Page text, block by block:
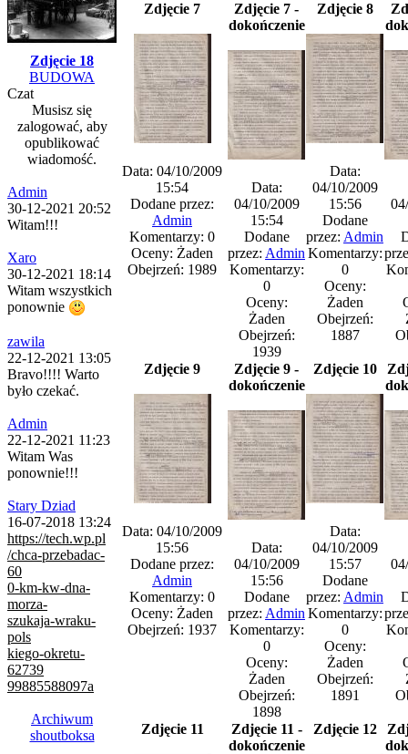
Zdjęcie 18
BUDOWA
Czat
Musisz się
zalogować, aby
opublikować
wiadomość.
Admin
30-12-2021 20:52
Witam!!!
Xaro
30-12-2021 18:14
Witam wszystkich
ponownie
zawila
22-12-2021 13:05
Bravo!!!! Warto
było czekać.
Admin
22-12-2021 11:23
Witam Was
ponownie!!!
Stary Dziad
16-07-2018 13:24
https://tech.wp.pl
/chca-przebadac-
60
0-km-kw-dna-
morza-
szukaja-wraku-
pols
kiego-okretu-
62739
99885588097a
Archiwum
shoutboksa
Zdjęcie 7
Data: 04/10/2009
15:54
Dodane przez:
Admin
Komentarzy: 0
Oceny: Żaden
Obejrzeń: 1989
Zdjęcie 7 -
dokończenie
Data:
04/10/2009
15:54
Dodane
przez: Admin
Komentarzy:
0
Oceny:
Żaden
Obejrzeń:
1939
Zdjęcie 8
Data:
04/10/2009
15:56
Dodane
przez: Admin
Komentarzy:
0
Oceny:
Żaden
Obejrzeń:
1887
Zdjęcie 9
Data: 04/10/2009
15:56
Dodane przez:
Admin
Komentarzy: 0
Oceny: Żaden
Obejrzeń: 1937
Zdjęcie 9 -
dokończenie
Data:
04/10/2009
15:56
Dodane
przez: Admin
Komentarzy:
0
Oceny:
Żaden
Obejrzeń:
1898
Zdjęcie 10
Data:
04/10/2009
15:57
Dodane
przez: Admin
Komentarzy:
0
Oceny:
Żaden
Obejrzeń:
1891
Zdjęcie 11
Zdjęcie 11 -
dokończenie
Zdjęcie 12